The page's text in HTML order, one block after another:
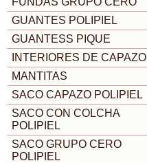
GUANTES POLIPIEL
GUANTESS PIQUE
INTERIORES DE CAPAZO
MANTITAS
SACO CAPAZO POLIPIEL
SACO CON COLCHA
POLIPIEL
SACO GRUPO CERO
POLIPIEL